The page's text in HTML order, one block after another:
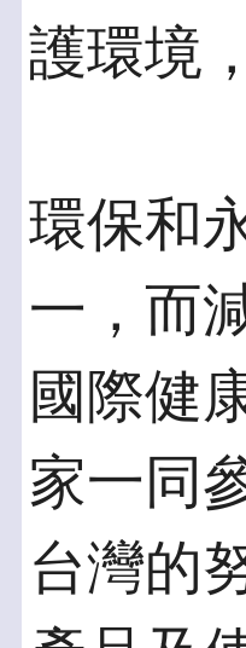
護環境
環保和
一，而
國際健
家一同
台灣的